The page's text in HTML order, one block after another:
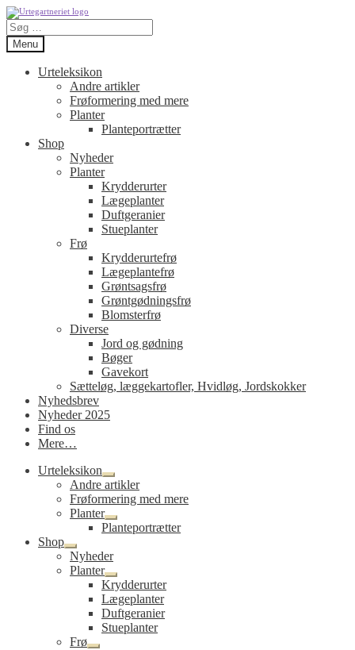
Spring
til
navigation
Spring
til
indhold
Søg
efter:
Menu
Urteleksikon
Andre artikler
Frøformering med mere
Planter
Planteportrætter
Shop
Nyheder
Planter
Krydderurter
Lægeplanter
Duftgeranier
Stueplanter
Frø
Krydderurtefrø
Lægeplantefrø
Grøntsagsfrø
Grøntgødningsfrø
Blomsterfrø
Diverse
Jord og gødning
Bøger
Gavekort
Sætteløg, læggekartofler, Hvidløg, Jordskokker
Nyhedsbrev
Nyheder 2025
Find os
Mere…
Urteleksikon
Udfold
undermenu
Andre artikler
Frøformering med mere
Planter
Udfold
undermenu
Planteportrætter
Shop
Udfold
undermenu
Nyheder
Planter
Udfold
undermenu
Krydderurter
Lægeplanter
Duftgeranier
Stueplanter
Frø